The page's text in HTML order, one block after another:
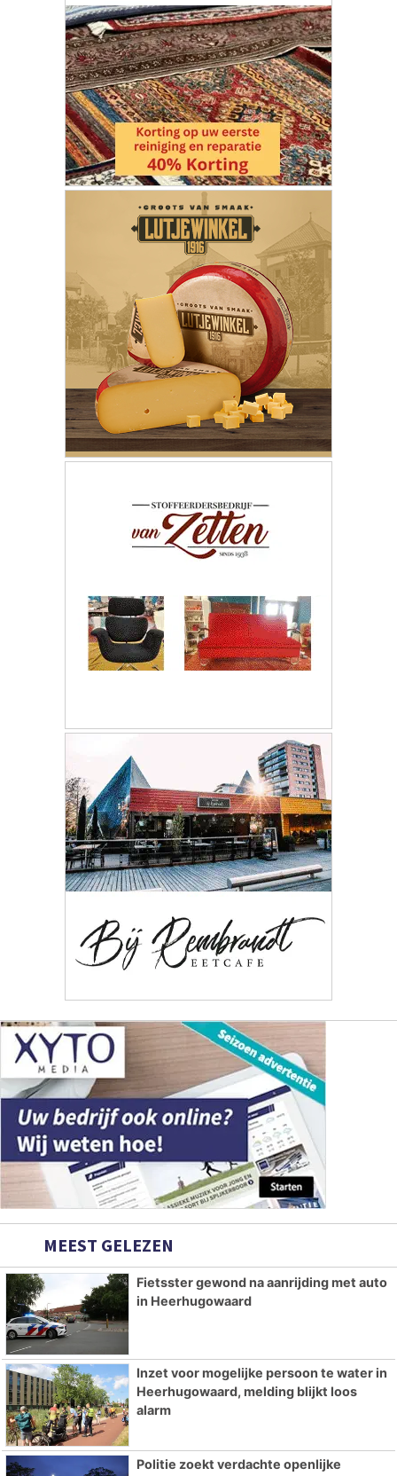
MEEST GELEZEN
Fietsster gewond na aanrijding met auto
in Heerhugowaard
Inzet voor mogelijke persoon te water in
Heerhugowaard, melding blijkt loos
alarm
Politie zoekt verdachte openlijke